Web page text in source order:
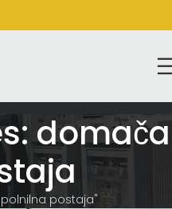
domača
postaja"